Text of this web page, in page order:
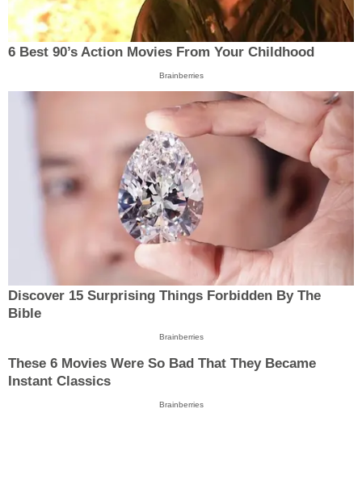
6 Best 90’s Action Movies From Your Childhood
Brainberries
Discover 15 Surprising Things Forbidden By The
Bible
Brainberries
These 6 Movies Were So Bad That They Became
Instant Classics
Brainberries